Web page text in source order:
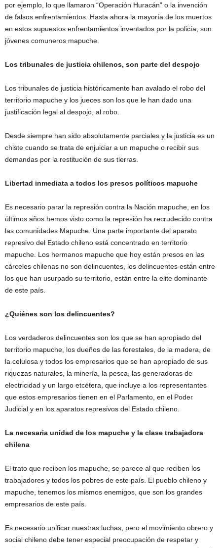
por ejemplo, lo que llamaron “Operación Huracán” o la invención
de falsos enfrentamientos. Hasta ahora la mayoría de los muertos
en estos supuestos enfrentamientos inventados por la policía, son
jóvenes comuneros mapuche.
Los tribunales de justicia chilenos, son parte del despojo
Los tribunales de justicia históricamente han avalado el robo del
territorio mapuche y los jueces son los que le han dado una
justificación legal al despojo, al robo.
Desde siempre han sido absolutamente parciales y la justicia es un
chiste cuando se trata de enjuiciar a un mapuche o recibir sus
demandas por la restitución de sus tierras.
Libertad inmediata a todos los presos políticos mapuche
Es necesario parar la represión contra la Nación mapuche, en los
últimos años hemos visto como la represión ha recrudecido contra
las comunidades Mapuche. Una parte importante del aparato
represivo del Estado chileno está concentrado en territorio
mapuche. Los hermanos mapuche que hoy están presos en las
cárceles chilenas no son delincuentes, los delincuentes están entre
los que han usurpado su territorio, están entre la elite dominante
de este país.
¿Quiénes son los delincuentes?
Los verdaderos delincuentes son los que se han apropiado del
territorio mapuche, los dueños de las forestales, de la madera, de
la celulosa y todos los empresarios que se han apropiado de sus
riquezas naturales, la minería, la pesca, las generadoras de
electricidad y un largo etcétera, que incluye a los representantes
que estos empresarios tienen en el Parlamento, en el Poder
Judicial y en los aparatos represivos del Estado chileno.
La necesaria unidad de los mapuche y la clase trabajadora
chilena
El trato que reciben los mapuche, se parece al que reciben los
trabajadores y todos los pobres de este país. El pueblo chileno y
mapuche, tenemos los mismos enemigos, que son los grandes
empresarios de este país.
Es necesario unificar nuestras luchas, pero el movimiento obrero y
social chileno debe tener especial preocupación de respetar y